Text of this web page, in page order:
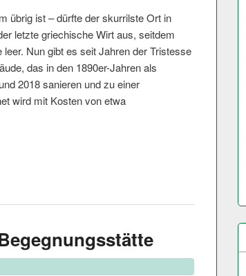
übrig ist – dürfte der skurrilste Ort in
letzte griechische Wirt aus, seitdem
Nun gibt es seit Jahren der Tristesse
das in den 1890er-Jahren als
2018 sanieren und zu einer
wird mit Kosten von etwa